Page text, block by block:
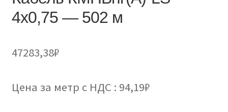
4х0,75 — 502 м
47283,38₽
Цена за метр с НДС : 94,19₽